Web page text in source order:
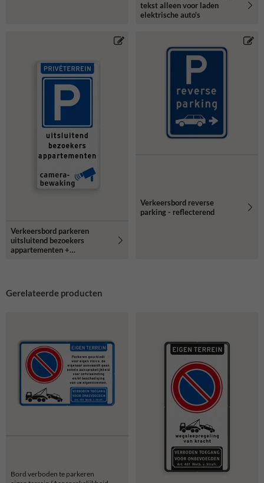
tekst alleen voor laden
elektrische auto's
Verkeersbord parkeren
uitsluitend bezoekers
appartementen +
Verkeersbord reverse
parking - reflecterend
Gerelateerde producten
Bord verboden te parkeren